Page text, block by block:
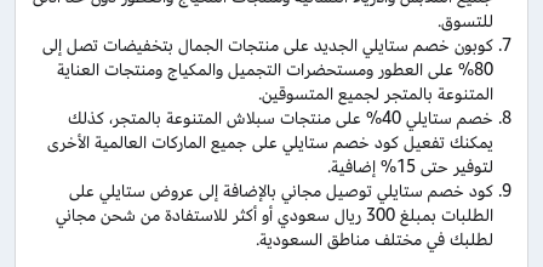
للتسوق.
كوبون خصم ستايلي الجديد على منتجات الجمال بتخفيضات تصل إلى
80% على العطور ومستحضرات التجميل والمكياج ومنتجات العناية
المتنوعة بالمتجر لجميع المتسوقين.
خصم ستايلي 40% على منتجات سبلاش المتنوعة بالمتجر، كذلك
يمكنك تفعيل كود خصم ستايلي على جميع الماركات العالمية الأخرى
لتوفير حتى 15% إضافية.
كود خصم ستايلي توصيل مجاني بالإضافة إلى عروض ستايلي على
الطلبات بمبلغ 300 ريال سعودي أو أكثر للاستفادة من شحن مجاني
لطلبك في مختلف مناطق السعودية.